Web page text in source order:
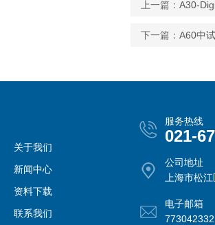
上一篇： A30-
下一篇： A60中
关于我们
新闻中心
资料下载
联系我们
服务热线
021-
公司地址
上海市松
电子邮箱